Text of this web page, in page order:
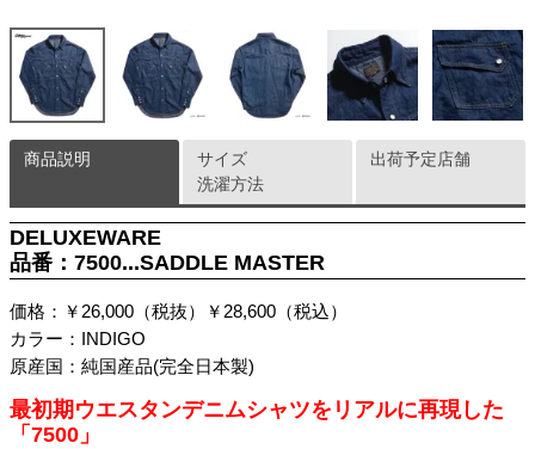
商品説明
DELUXEWARE
品番：7500...SADDLE MASTER
価格：￥26,000（税抜）￥28,600（税込）
カラー：INDIGO
原産国：純国産品(完全日本製)
最初期ウエスタンデニムシャツをリアルに再現した
「7500」
サイズ
洗濯方法
出荷予定店舗